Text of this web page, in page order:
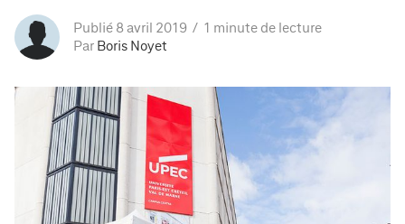
Publié 8 avril 2019
1 minute de lecture
Par Boris Noyet